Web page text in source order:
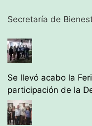
Secretaría de
Se llevó acabo la
participación de la